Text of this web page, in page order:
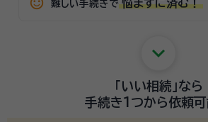
難しい手続きで 悩まずに済む！
keyboard_arrow_down
「いい相続」なら
手続き1つから依頼可